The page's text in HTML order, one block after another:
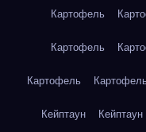
Картофель
Картофель
Картофель
Кейптаун Кейптаун